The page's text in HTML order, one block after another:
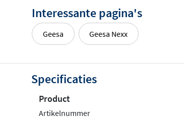
Interessante pagina's
Geesa Geesa Nexx
Specificaties
Product
Artikelnummer